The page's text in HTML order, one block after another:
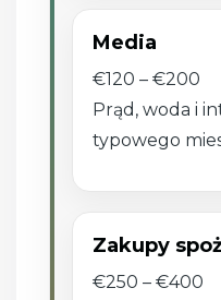
Media
€120 – €200
Prąd, woda i
typowego
Zakupy
€250 – €400